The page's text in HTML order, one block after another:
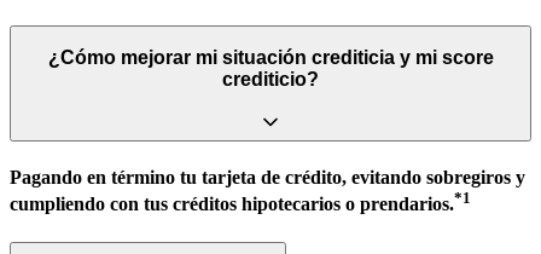
¿Cómo mejorar mi situación crediticia y mi score
crediticio?
Pagando en término tu tarjeta de crédito, evitando sobregiros y
cumpliendo con tus créditos hipotecarios o prendarios.*1